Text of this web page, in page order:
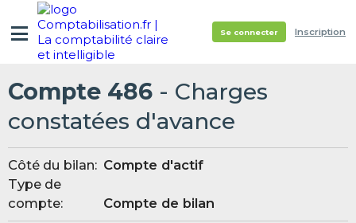
Se connecter Inscription
Compte 486 - Charges
constatées d'avance
Côté du bilan: Compte d'actif
Type de
compte:
Compte de bilan